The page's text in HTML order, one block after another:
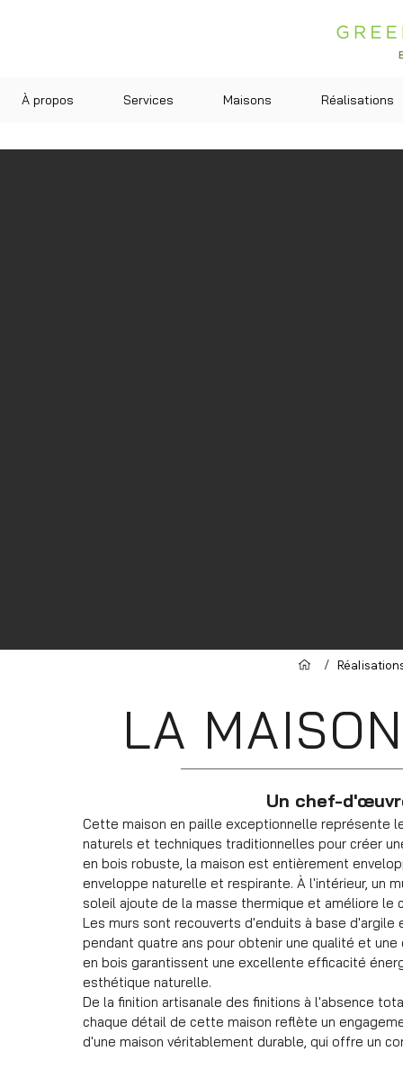
À propos Services Maisons Réalisations
/
LA
Un chef-
Cette maison en paille exceptionnelle représente
naturels et techniques traditionnelles pour créer
en bois robuste, la maison est entièrement
enveloppe naturelle et respirante. À l'intérieur, un
soleil ajoute de la masse thermique et améliore le
Les murs sont recouverts d'enduits à base
pendant quatre ans pour obtenir une qualité et
en bois garantissent une excellente efficacité
esthétique naturelle.
De la finition artisanale des finitions à l'absence
chaque détail de cette maison reflète un
d'une maison véritablement durable, qui offre un